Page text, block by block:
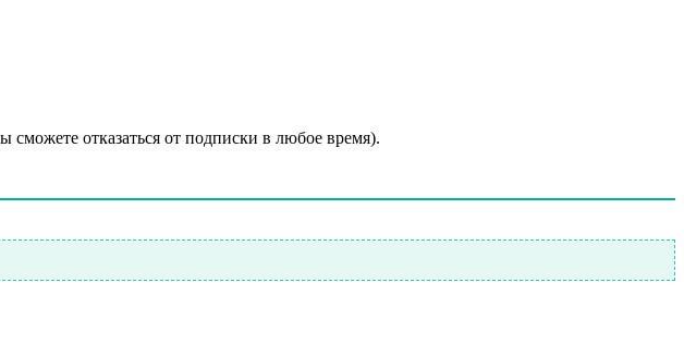
cможете отказаться от подписки в любое время).